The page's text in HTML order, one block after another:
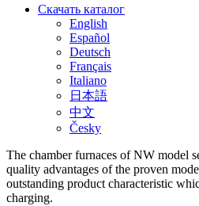
Скачать каталог
English
Español
Deutsch
Français
Italiano
日本語
中文
Česky
The chamber furnaces of NW model
quality advantages of the proven
outstanding product characteristic
charging.